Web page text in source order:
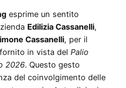
esprime un sentito
Edilizia Cassanelli,
Cassanelli, per il
in vista del Palio
2026. Questo gesto
del coinvolgimento delle